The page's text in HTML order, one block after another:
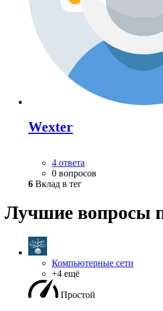
Wexter
4 ответа
0 вопросов
6 Вклад в тег
Лучшие вопросы
Компьютерные сети
+4 ещё
Простой